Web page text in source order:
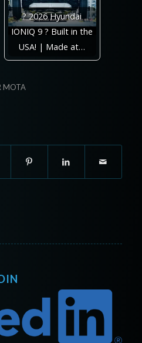
? 2026 Hyundai
IONIQ 9 ? Built in the
USA! | Made at…
MOTA